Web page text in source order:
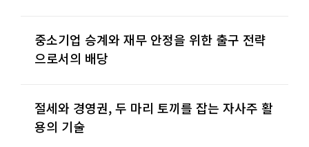
중소기업 승계와 재무 안정을 위한 출구 전략
으로서의 배당
절세와 경영권, 두 마리 토끼를 잡는 자사주 활
용의 기술